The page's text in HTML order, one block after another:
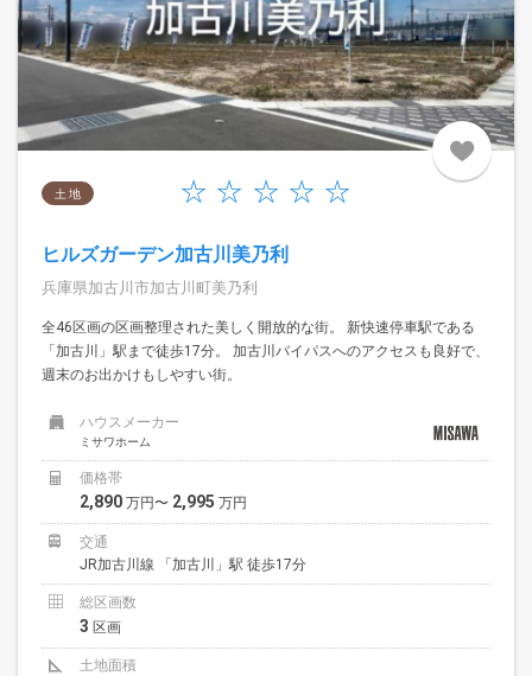
土 地
ヒルズガーデン加古川美乃利
兵庫県加古川市加古川町美乃利
全46区画の区画整理された美しく開放的な街。 新快速停車駅である
「加古川」駅まで徒歩17分。 加古川バイパスへのアクセスも良好で、
週末のお出かけもしやすい街。
ハウスメーカー
ミサワホーム
価格帯
2,890 万円〜 2,995 万円
交通
JR加古川線 「加古川」駅 徒歩17分
総区画数
3 区画
土地面積